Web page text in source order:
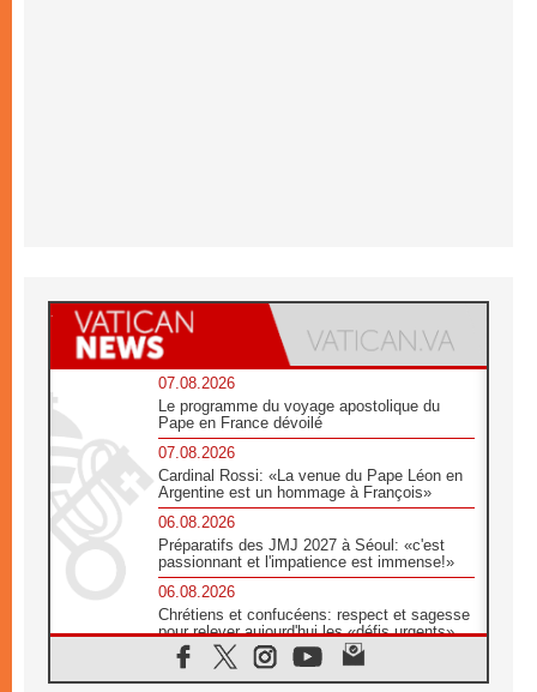
07.08.2026
Le programme du voyage apostolique du
Pape en France dévoilé
07.08.2026
Cardinal Rossi: «La venue du Pape Léon en
Argentine est un hommage à François»
06.08.2026
Préparatifs des JMJ 2027 à Séoul: «c'est
passionnant et l'impatience est immense!»
06.08.2026
Chrétiens et confucéens: respect et sagesse
pour relever aujourd'hui les «défis urgents»
06.08.2026
À Sainte-Marie-Majeure, la grâce de Dieu